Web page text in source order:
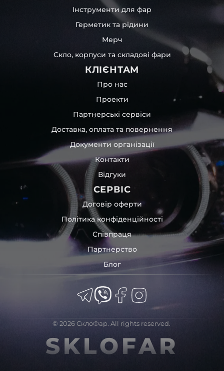
Інструменти для фар
Герметик та рідини
Мерч
Скло, корпуси та складові фари
КЛІЄНТАМ
Про нас
Проекти
Партнерські сервіси
Доставка, оплата та повернення
Документи організації
Контакти
Відгуки
СЕРВІС
Договір оферти
Політика конфіденційності
Співпраця
Партнерство
Блог
© 2026 СклоФар. All rights reserved.
SKLOFAR